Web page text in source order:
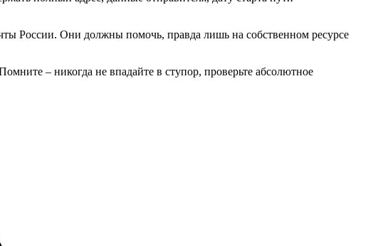
России. Они должны помочь, правда лишь на собственном ресурсе
– никогда не впадайте в ступор, проверьте абсолютное